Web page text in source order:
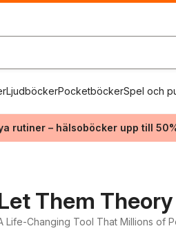
LjudböckerPocketböckerSpel och
rutiner – hälsoböcker upp till
Them Theory
Life-Changing Tool That Millions of